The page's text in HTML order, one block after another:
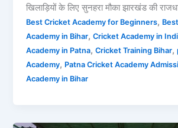
खिलाड़ियों के लिए सुनहरा मौका झारखंड की
Best Cricket Academy for Beginners,
Academy in Bihar,Cricket Academy in
Academy in Patna,Cricket Training Bihar,
Academy, Patna Cricket Academy
Academy in Bihar